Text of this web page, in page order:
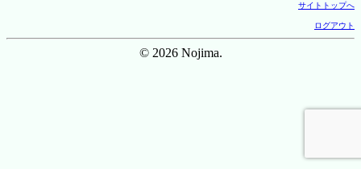
サイトトップへ
ログアウト
© 2026 Nojima.